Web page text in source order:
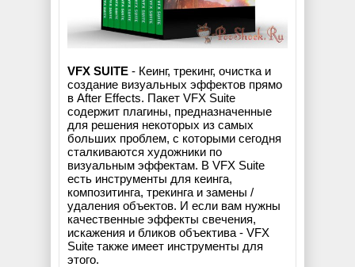
VFX SUITE - Кеинг, трекинг, очистка и
создание визуальных эффектов прямо
в After Effects. Пакет VFX Suite
содержит плагины, предназначенные
для решения некоторых из самых
больших проблем, с которыми сегодня
сталкиваются художники по
визуальным эффектам. В VFX Suite
есть инструменты для кеинга,
композитинга, трекинга и замены /
удаления объектов. И если вам нужны
качественные эффекты свечения,
искажения и бликов объектива - VFX
Suite также имеет инструменты для
этого.